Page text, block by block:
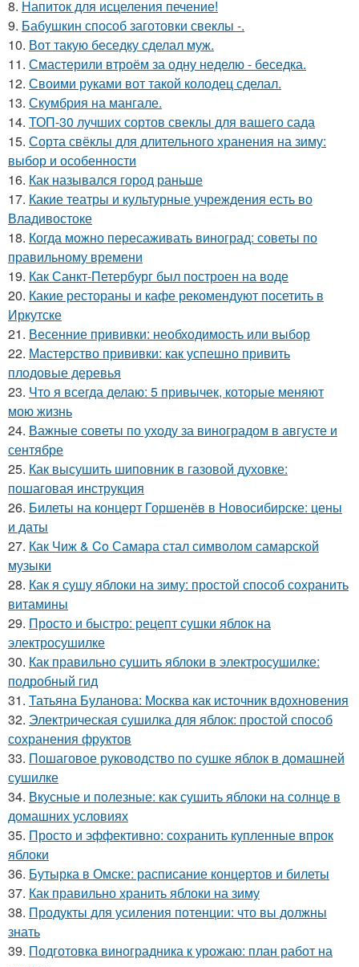
8. Напиток для исцеления печение!
9. Бабушкин способ заготовки свеклы -.
10. Вот такую беседку сделал муж.
11. Смастерили втроём за одну неделю - беседка.
12. Своими руками вот такой колодец сделал.
13. Скумбрия на мангале.
14. ТОП-30 лучших сортов свеклы для вашего сада
15. Сорта свёклы для длительного хранения на зиму:
выбор и особенности
16. Как назывался город раньше
17. Какие театры и культурные учреждения есть во
Владивостоке
18. Когда можно пересаживать виноград: советы по
правильному времени
19. Как Санкт-Петербург был построен на воде
20. Какие рестораны и кафе рекомендуют посетить в
Иркутске
21. Весенние прививки: необходимость или выбор
22. Мастерство прививки: как успешно привить
плодовые деревья
23. Что я всегда делаю: 5 привычек, которые меняют
мою жизнь
24. Важные советы по уходу за виноградом в августе и
сентябре
25. Как высушить шиповник в газовой духовке:
пошаговая инструкция
26. Билеты на концерт Горшенёв в Новосибирске: цены
и даты
27. Как Чиж & Co Самара стал символом самарской
музыки
28. Как я сушу яблоки на зиму: простой способ сохранить
витамины
29. Просто и быстро: рецепт сушки яблок на
электросушилке
30. Как правильно сушить яблоки в электросушилке:
подробный гид
31. Татьяна Буланова: Москва как источник вдохновения
32. Электрическая сушилка для яблок: простой способ
сохранения фруктов
33. Пошаговое руководство по сушке яблок в домашней
сушилке
34. Вкусные и полезные: как сушить яблоки на солнце в
домашних условиях
35. Просто и эффективно: сохранить купленные впрок
яблоки
36. Бутырка в Омске: расписание концертов и билеты
37. Как правильно хранить яблоки на зиму
38. Продукты для усиления потенции: что вы должны
знать
39. Подготовка виноградника к урожаю: план работ на